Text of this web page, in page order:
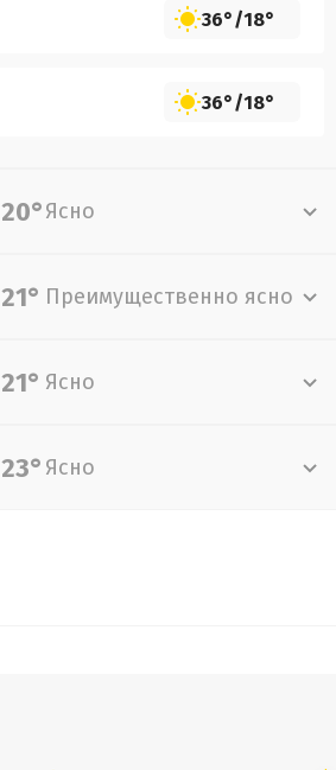
36°/18°
36°/18°
20°Ясно
21° Преимущественно ясно
21° Ясно
23° Ясно